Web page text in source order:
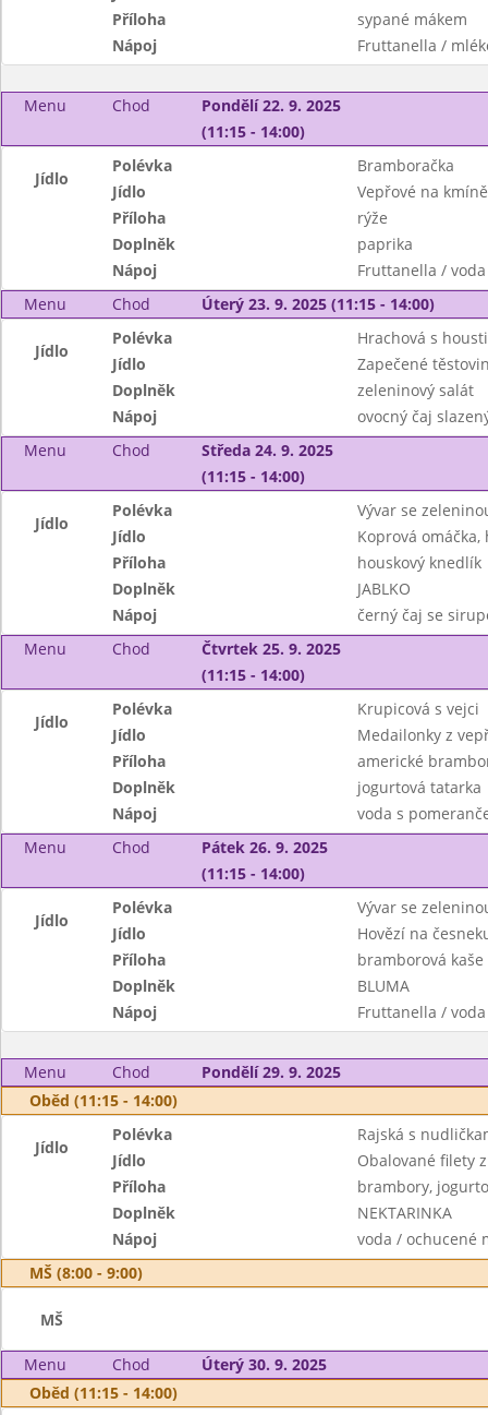
Příloha
sypané mákem
Nápoj
Fruttanella /
Menu Chod
Pondělí 22. 9. 2025
(11:15 - 14:00)
Jídlo
Polévka
Bramboračka
Jídlo
Vepřové na kmíně
Příloha
rýže
Doplněk
paprika
Nápoj
Fruttanella / voda
Menu
Chod Úterý 23. 9. 2025 (11:15 - 14:00)
Jídlo
Polévka
Hrachová s
Jídlo
Zapečené
Doplněk
zeleninový salát
Nápoj
ovocný čaj
Menu
Chod
Středa 24. 9. 2025
(11:15 - 14:00)
Jídlo
Polévka
Vývar se
Jídlo
Koprová omáčka,
Příloha
houskový knedlík
Doplněk
JABLKO
Nápoj
černý čaj se
Menu
Chod
Čtvrtek 25. 9. 2025
(11:15 - 14:00)
Jídlo
Polévka
Krupicová s vejci
Jídlo
Medailonky z
Příloha
americké
Doplněk
jogurtová tatarka
Nápoj
voda s
Menu
Chod
Pátek 26. 9. 2025
(11:15 - 14:00)
Jídlo
Polévka
Vývar se
Jídlo
Hovězí na
Příloha
bramborová kaše
Doplněk
BLUMA
Nápoj
Fruttanella / voda
Menu Chod
Pondělí 29. 9. 2025
Oběd (11:15 - 14:00)
Jídlo
Polévka
Rajská s
Jídlo
Obalované filety
Příloha
brambory,
Doplněk
NEKTARINKA
Nápoj
voda / ochucené
MŠ (8:00 - 9:00)
MŠ
Menu Chod
Úterý 30. 9. 2025
Oběd (11:15 - 14:00)